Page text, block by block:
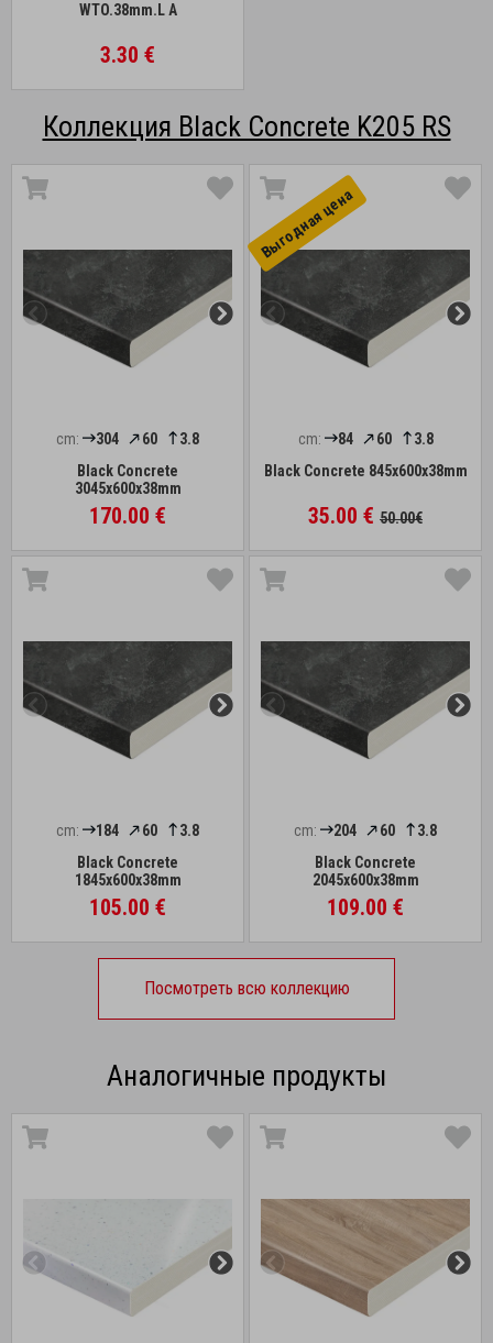
WTO.38mm.L A
3.30 €
Коллекция Black Concrete K205 RS
cm: 304 60
3.8
Black Concrete
3045x600x38mm
170.00 €
Выгоднaя цена
cm: 84 60
3.8
Black Concrete 845x600x38mm
35.00 € 50.00€
cm: 184 60
3.8
Black Concrete
1845x600x38mm
105.00 €
cm: 204 60
3.8
Black Concrete
2045x600x38mm
109.00 €
Посмотреть всю коллекцию
Аналогичные продукты